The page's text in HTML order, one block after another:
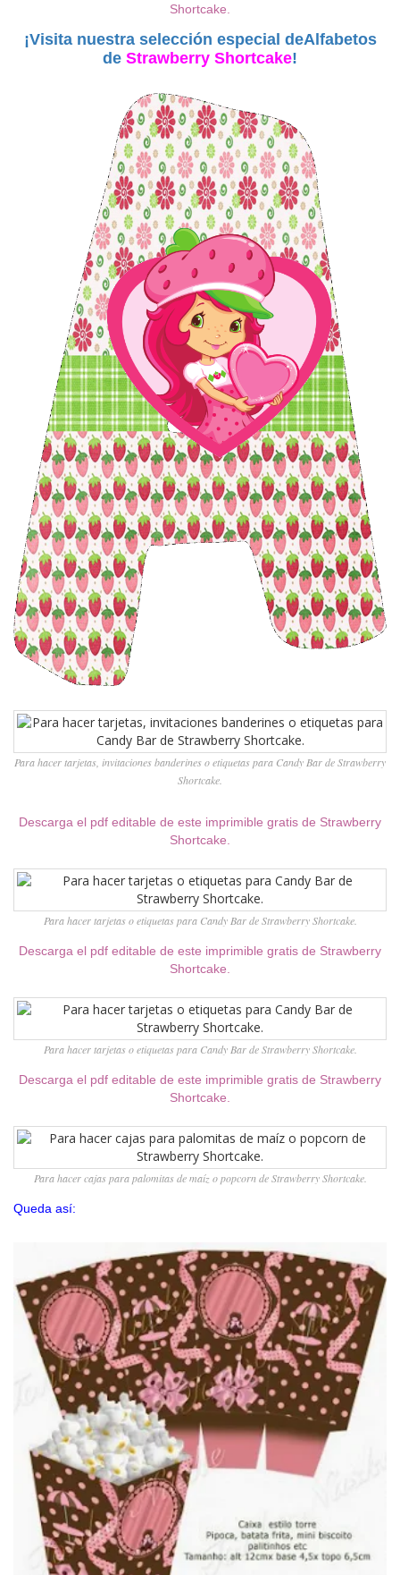
Shortcake.
¡Visita nuestra selección especial deAlfabetos
de Strawberry Shortcake!
Para hacer tarjetas, invitaciones banderines o etiquetas para Candy Bar de Strawberry
Shortcake.
Descarga el pdf editable de este imprimible gratis de Strawberry
Shortcake.
Para hacer tarjetas o etiquetas para Candy Bar de Strawberry Shortcake.
Descarga el pdf editable de este imprimible gratis de Strawberry
Shortcake.
Para hacer tarjetas o etiquetas para Candy Bar de Strawberry Shortcake.
Descarga el pdf editable de este imprimible gratis de Strawberry
Shortcake.
Para hacer cajas para palomitas de maíz o popcorn de Strawberry Shortcake.
Queda así: